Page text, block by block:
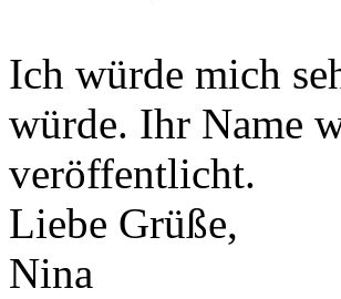
Ich würde mich
würde. Ihr Name
veröffentlicht.
Liebe Grüße,
Nina